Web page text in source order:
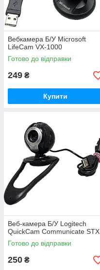
Вебкамера Б/У Microsoft
LifeCam VX-1000
Готово до відправки
249 ₴
Купити
Веб-камера Б/У Logitech
QuickCam Communicate STX
Готово до відправки
250 ₴